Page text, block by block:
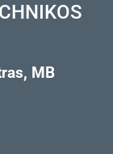
MB